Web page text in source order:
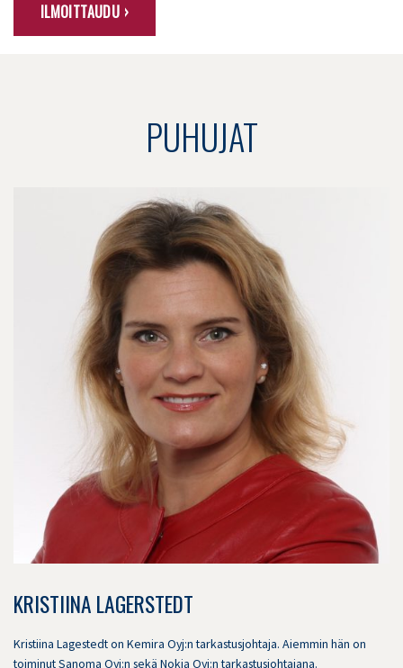
ILMOITTAUDU ›
PUHUJAT
KRISTIINA LAGERSTEDT
Kristiina Lagestedt on Kemira Oyj:n tarkastusjohtaja. Aiemmin hän on
toiminut Sanoma Oyj:n sekä Nokia Oyj:n tarkastusjohtajana.